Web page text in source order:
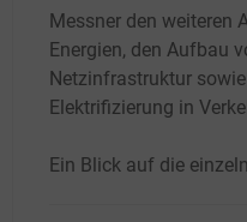
Messner den weiteren
Energien, den Aufbau
Netzinfrastruktur
Elektrifizierung in
Ein Blick auf die